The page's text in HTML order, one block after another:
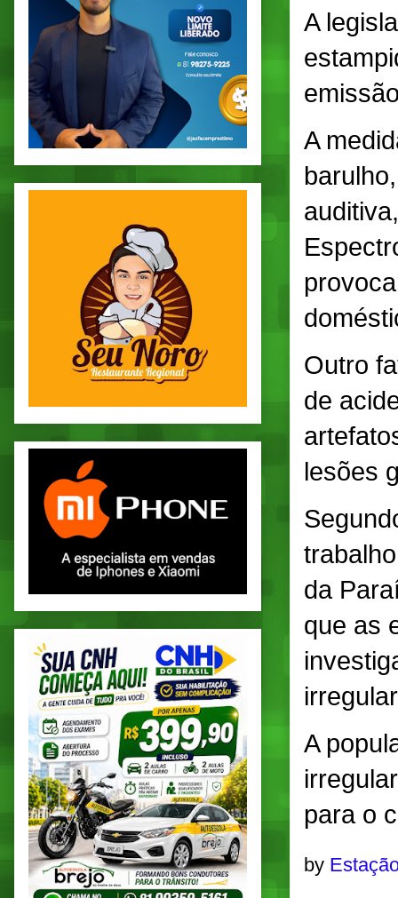
A
A
Outro
de
lesões
da
que as
A
para o
by